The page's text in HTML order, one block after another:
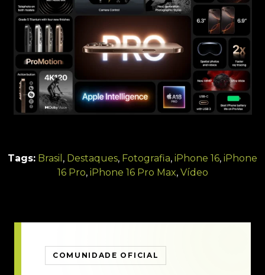
Tags: Brasil , Destaques, Fotografia, iPhone 16, iPhone
16 Pro, iPhone 16 Pro Max, Vídeo
COMUNIDADE OFICIAL